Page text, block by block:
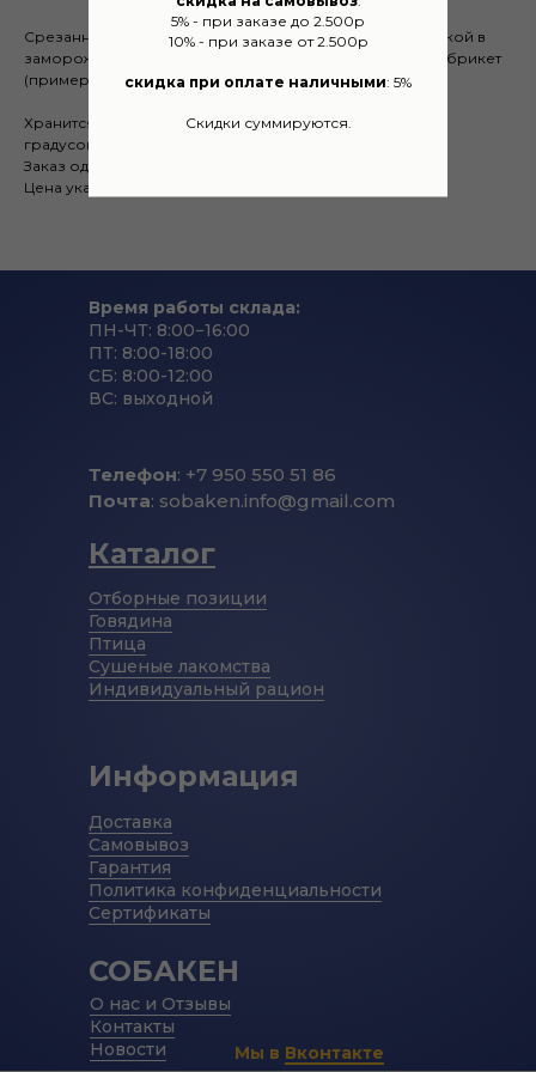
5% - при заказе до 2.500р
10% - при заказе от 2.500р
скидка при оплате наличными: 5%
Скидки суммируются.
Срезанное с части мышц пищевода мясо с мягкой жилкой в
замороженном виде, также присутствует жир до 15% на брикет
(примерно 10 кг.).
Хранится в холодильной камере при температуре -18
градусов.
Заказ одной позиции от 1 кг.
Цена указана за 1 кг.
О нас и Отзывы
Контакты
Новости
Время работы склада:
ПН-ЧТ: 8:00−16:00
ПТ: 8:00-18:00
СБ: 8:00-12:00
ВС: выходной
Каталог
Отборные позиции
Говядина
Птица
Сушеные лакомства
Индивидуальный рацион
Информация
Доставка
Самовывоз
Гарантия
Политика конфиденциальности
Сертификаты
СОБАКЕН
Телефон: +7 950 550 51 86
Почта: sobaken.info@gmail.com
Мы в Вконтакте